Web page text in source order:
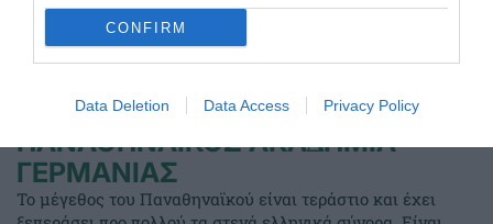
CONFIRM
Data Deletion Data Access Privacy Policy
ΠΑΝΑΘΗΝΑΪΚΟΣ ΑΚΑ∆ΗΜΙΑ
ΓΕΡΜΑΝΙΑΣ
Το μέγεθος του Παναθηναϊκού είναι τεράστιο και έχει